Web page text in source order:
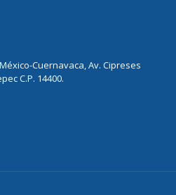
Cuernavaca, Av. Cipreses
C.P. 14400.